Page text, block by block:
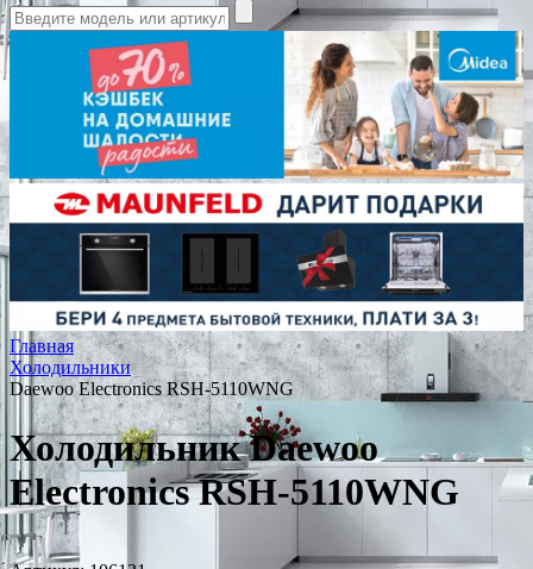
Главная
Холодильники
Daewoo Electronics RSH-5110WNG
Холодильник Daewoo
Electronics RSH-5110WNG